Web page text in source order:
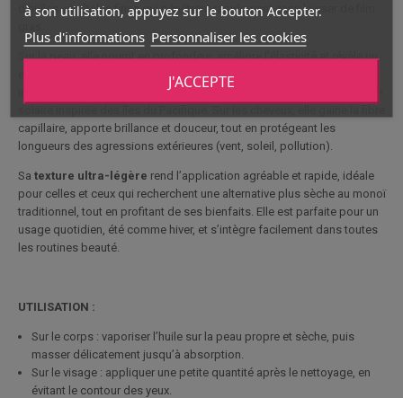
à son utilisation, appuyez sur le bouton Accepter.
Plus d'informations Personnaliser les cookies
J'ACCEPTE
d’huiles végétales fines qui pénètrent rapidement sans laisser de film
Sur la peau, elle nourrit en profondeur, améliore l’élasticité et révèle un
éclat naturel. Utilisée quotidiennement, elle laisse l’épiderme
doux, lisse et subtilement parfumé
capillaire, apporte brillance et douceur, tout en protégeant les
longueurs des agressions extérieures (vent, soleil, pollution).
Sa texture ultra-légère rend l’application agréable et rapide, idéale
pour celles et ceux qui recherchent une alternative plus sèche au monoï
traditionnel, tout en profitant de ses bienfaits. Elle est parfaite pour un
usage quotidien, été comme hiver, et s’intègre facilement dans toutes
les routines beauté.
UTILISATION :
Sur le corps : vaporiser l’huile sur la peau propre et sèche, puis
masser délicatement jusqu’à absorption.
Sur le visage : appliquer une petite quantité après le nettoyage, en
évitant le contour des yeux.